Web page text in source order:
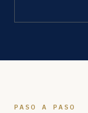
PASO A PASO